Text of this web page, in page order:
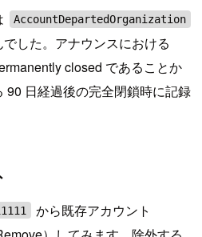
AccountDepartedOrganization
した。アナウンスにおける
closed であることか
90 日経過後の完全閉鎖時に記録
から既存アカウント